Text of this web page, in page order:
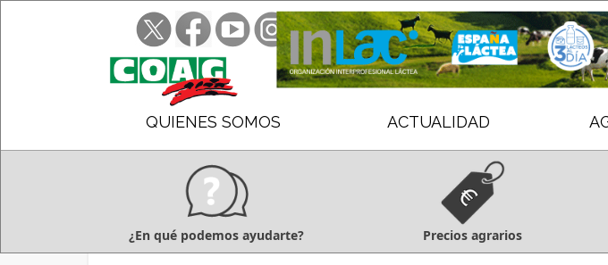
QUIENES SOMOS ACTUALIDAD
¿En qué podemos ayudarte? Precios agrarios